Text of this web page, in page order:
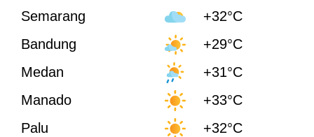
Semarang
+32°C
Bandung
+29°C
Medan
+31°C
Manado
+33°C
Palu
+32°C